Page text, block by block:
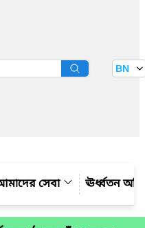
BN
সেবা ঊর্ধ্বতন